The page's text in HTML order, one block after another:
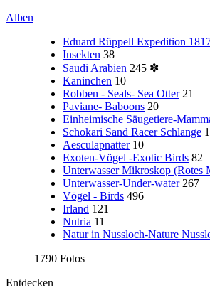
Alben
Eduard Rüppell Expedition
Insekten 38
Saudi Arabien 245 ✽
Kaninchen 10
Robben - Seals- Sea Otter 21
Paviane- Baboons 20
Einheimische Säugetiere-
Schokari Sand Racer Schlange
Aesculapnatter 10
Exoten-Vögel -Exotic Birds 82
Unterwasser Mikroskop (Rotes
Unterwasser-Under-water 267
Vögel - Birds 496
Irland 121
Nutria 11
Natur in Nussloch-Nature
1790 Fotos
Entdecken